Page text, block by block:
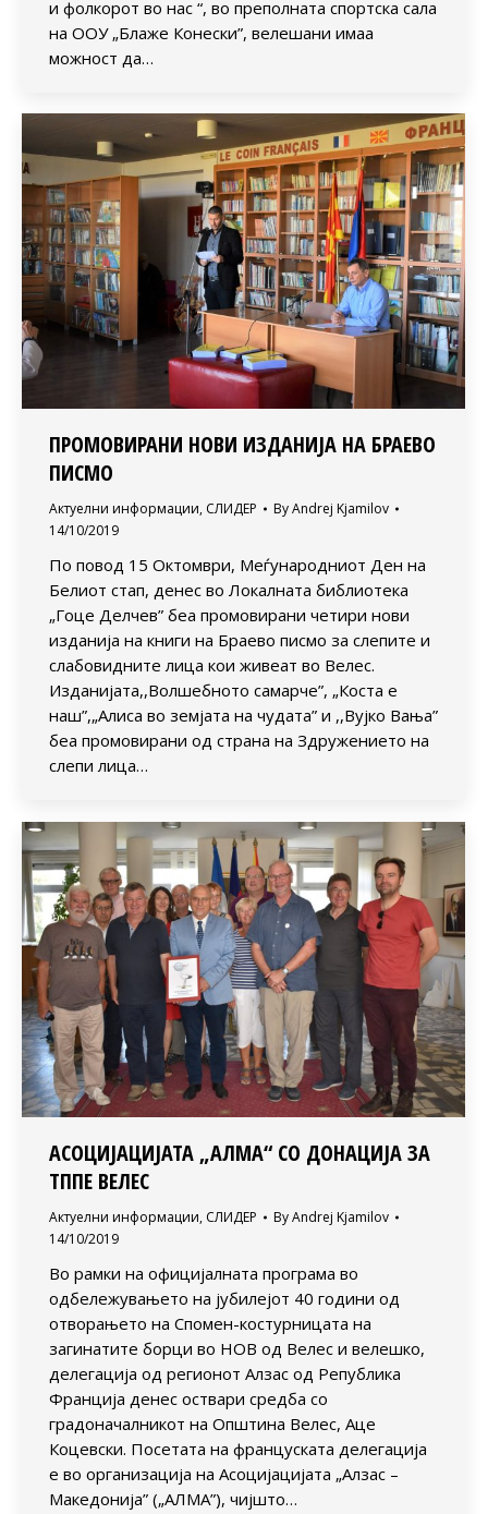
и фолкорот во нас “, во преполната спортска сала
на ООУ „Блаже Конески”, велешани имаа
можност да…
ПРОМОВИРАНИ НОВИ ИЗДАНИЈА НА БРАЕВО
ПИСМО
Актуелни информации, СЛИДЕР ByAndrej Kjamilov
14/10/2019
По повод 15 Октомври, Меѓународниот Ден на
Белиот стап, денес во Локалната библиотека
„Гоце Делчев” беа промовирани четири нови
изданија на книги на Браево писмо за слепите и
слабовидните лица кои живеат во Велес.
Изданијата,,Волшебното самарче”, „Коста е
наш”,„Алиса во земјата на чудата” и ,,Вујко Вања”
беа промовирани од страна на Здружението на
слепи лица…
АСОЦИЈАЦИЈАТА „АЛМА“ СО ДОНАЦИЈА ЗА
ТППЕ ВЕЛЕС
Актуелни информации, СЛИДЕР ByAndrej Kjamilov
14/10/2019
Во рамки на официјалната програма во
одбележувањето на јубилејот 40 години од
отворањето на Спомен-костурницата на
загинатите борци во НОВ од Велес и велешко,
делегација од регионот Алзас од Република
Франција денес оствари средба со
градоначалникот на Општина Велес, Аце
Коцевски. Посетата на француската делегација
е во организација на Асоцијацијата „Алзас –
Македонија” („АЛМА”), чијшто…